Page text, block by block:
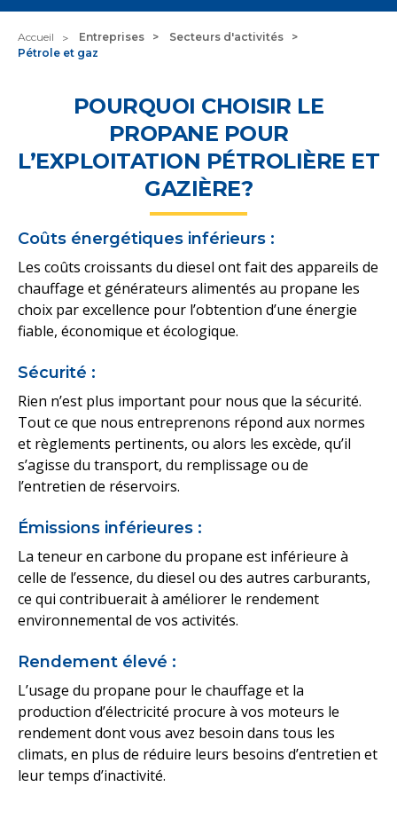
Accueil Entreprises
Secteurs d'activités
Pétrole et gaz
POURQUOI CHOISIR LE
PROPANE POUR
L’EXPLOITATION PÉTROLIÈRE ET
GAZIÈRE?
Coûts énergétiques inférieurs :
Les coûts croissants du diesel ont fait des appareils de
chauffage et générateurs alimentés au propane les
choix par excellence pour l’obtention d’une énergie
fiable, économique et écologique.
Sécurité :
Rien n’est plus important pour nous que la sécurité.
Tout ce que nous entreprenons répond aux normes
et règlements pertinents, ou alors les excède, qu’il
s’agisse du transport, du remplissage ou de
l’entretien de réservoirs.
Émissions inférieures :
La teneur en carbone du propane est inférieure à
celle de l’essence, du diesel ou des autres carburants,
ce qui contribuerait à améliorer le rendement
environnemental de vos activités.
Rendement élevé :
L’usage du propane pour le chauffage et la
production d’électricité procure à vos moteurs le
rendement dont vous avez besoin dans tous les
climats, en plus de réduire leurs besoins d’entretien et
leur temps d’inactivité.